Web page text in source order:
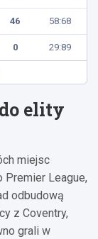
46 58:68
0 29:89
elity
miejsc
Premier League,
odbudową
z Coventry,
grali w